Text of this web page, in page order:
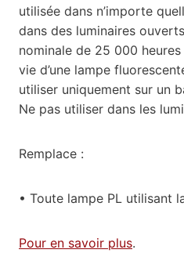
utilisée dans n’importe
dans des luminaires
nominale de 25 000
vie d’une lampe
utiliser uniquement sur un
Ne pas utiliser dans les
Remplace :
• Toute lampe PL utilisant
Pour en savoir plus.